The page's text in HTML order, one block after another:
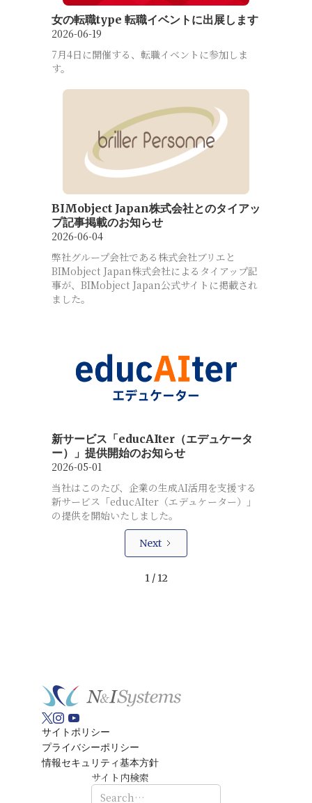
女の転職type 転職イベントに出展します
2026-06-19
7月4日に開催する、転職イベントに参加しま
す。
BIMobject Japan株式会社とのタイアッ
プ記事掲載のお知らせ
2026-06-04
弊社グループ会社である株式会社ブリエと
BIMobject Japan株式会社によるタイアップ記
事が、BIMobject Japan公式サイトに掲載され
ました。
新サービス「educAIter（エデュケータ
ー）」提供開始のお知らせ
2026-05-01
当社はこのたび、企業の生成AI活用を支援する
新サービス「educAIter（エデュケーター）」
の提供を開始いたしました。
Next
1 / 12
サイトポリシー
プライバシーポリシー
情報セキュリティ基本方針
サイト内検索